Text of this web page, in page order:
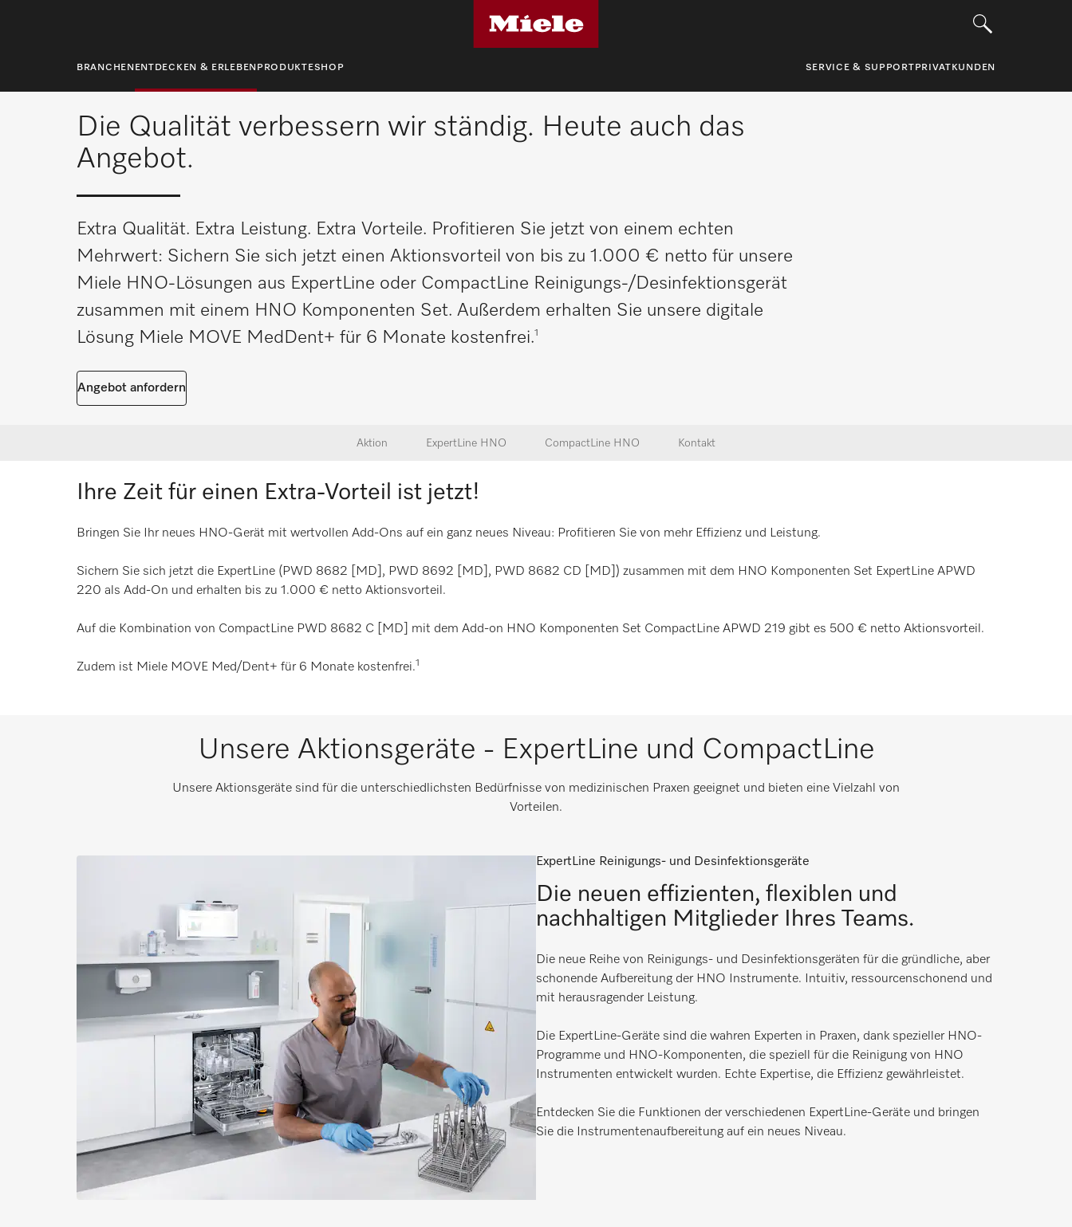
BRANCHEN ENTDECKEN & ERLEBEN PRODUKTESHOP SERVICE & SUPPORT PRIVATKUNDEN
Startseite Entdecken & Erleben Aktionen Zeit für ein Extra: Reinigungs- und Desinfektionsgeräten
Die Qualität verbessern wir ständig. Heute auch das
Angebot.
Extra Qualität. Extra Leistung. Extra Vorteile. Profitieren Sie jetzt von einem echten
Mehrwert: Sichern Sie sich jetzt einen Aktionsvorteil von bis zu 1.000 € netto für unsere
Miele HNO-Lösungen aus ExpertLine oder CompactLine Reinigungs-/Desinfektionsgerät
zusammen mit einem HNO Komponenten Set. Außerdem erhalten Sie unsere digitale
Lösung Miele MOVE MedDent+ für 6 Monate kostenfrei.1
Angebot anfordern
Aktion ExpertLine HNO CompactLine HNO Kontakt
Ihre Zeit für einen Extra-Vorteil ist jetzt!
Bringen Sie Ihr neues HNO-Gerät mit wertvollen Add-Ons auf ein ganz neues Niveau: Profitieren Sie von mehr Effizienz und Leistung.
Sichern Sie sich jetzt die ExpertLine (PWD 8682 [MD], PWD 8692 [MD], PWD 8682 CD [MD]) zusammen mit dem HNO Komponenten Set ExpertLine APWD
220 als Add-On und erhalten bis zu 1.000 € netto Aktionsvorteil.
Auf die Kombination von CompactLine PWD 8682 C [MD] mit dem Add-on HNO Komponenten Set CompactLine APWD 219 gibt es 500 € netto Aktionsvorteil.
Zudem ist Miele MOVE Med/Dent+ für 6 Monate kostenfrei.1
Unsere Aktionsgeräte - ExpertLine und CompactLine
Unsere Aktionsgeräte sind für die unterschiedlichsten Bedürfnisse von medizinischen Praxen geeignet und bieten eine Vielzahl von
Vorteilen.​
ExpertLine Reinigungs- und Desinfektionsgeräte
Die neuen effizienten, flexiblen und
nachhaltigen Mitglieder Ihres Teams.
Die neue Reihe von Reinigungs- und Desinfektionsgeräten für die gründliche, aber
schonende Aufbereitung der HNO Instrumente. Intuitiv, ressourcenschonend und
mit herausragender Leistung.
Die ExpertLine-Geräte sind die wahren Experten in Praxen, dank spezieller HNO-
Programme und HNO-Komponenten, die speziell für die Reinigung von HNO
Instrumenten entwickelt wurden. Echte Expertise, die Effizienz gewährleistet.
Entdecken Sie die Funktionen der verschiedenen ExpertLine-Geräte und bringen
Sie die Instrumentenaufbereitung auf ein neues Niveau.